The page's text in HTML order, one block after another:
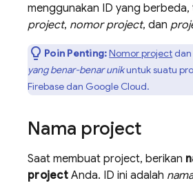
menggunakan ID yang berbeda,
project, nomor project, dan
Poin Penting:Nomor project
yang benar-benar unikuntuk suatu
Firebase dan Google Cloud.
Nama project
Saat membuat project, berikan
projectAnda. ID ini adalah